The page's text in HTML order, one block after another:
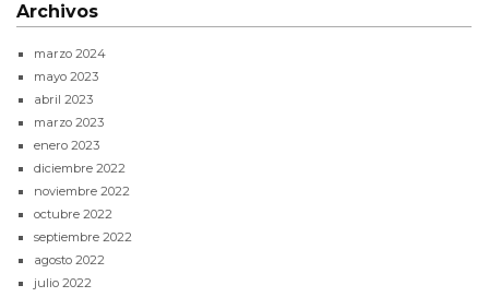
Archivos
marzo 2024
mayo 2023
abril 2023
marzo 2023
enero 2023
diciembre 2022
noviembre 2022
octubre 2022
septiembre 2022
agosto 2022
julio 2022